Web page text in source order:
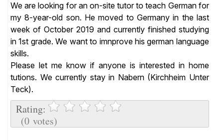
We are looking for an on-site tutor to teach German for
my 8-year-old son. He moved to Germany in the last
week of October 2019 and currently finished studying
in 1st grade. We want to imnprove his german language
skills.
Please let me know if anyone is interested in home
tutions. We currently stay in Nabern (Kirchheim Unter
Teck).
Rating:
(0 votes)